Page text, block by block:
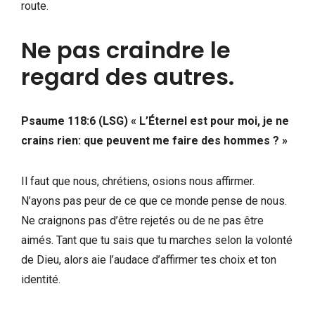
route.
Ne pas craindre le
regard des autres.
Psaume 118:6 (LSG) « L’Éternel est pour moi, je ne
crains rien: que peuvent me faire des hommes ? »
Il faut que nous, chrétiens, osions nous affirmer.
N’ayons pas peur de ce que ce monde pense de nous.
Ne craignons pas d’être rejetés ou de ne pas être
aimés. Tant que tu sais que tu marches selon la volonté
de Dieu, alors aie l’audace d’affirmer tes choix et ton
identité.